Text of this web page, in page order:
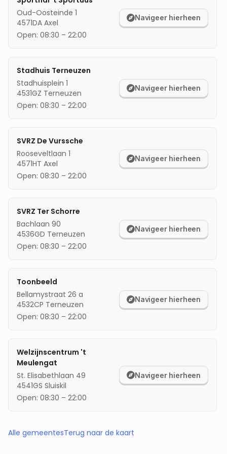
Oud-Oosteinde 1
4571DA Axel
Open: 08:30 – 22:00
Navigeer hierheen
Stadhuis Terneuzen
Stadhuisplein 1
4531GZ Terneuzen
Open: 08:30 – 22:00
Navigeer hierheen
SVRZ De Vurssche
Rooseveltlaan 1
4571HT Axel
Open: 08:30 – 22:00
Navigeer hierheen
SVRZ Ter Schorre
Bachlaan 90
4536GD Terneuzen
Open: 08:30 – 22:00
Navigeer hierheen
Toonbeeld
Bellamystraat 26 a
4532CP Terneuzen
Open: 08:30 – 22:00
Navigeer hierheen
Welzijnscentrum 't
Meulengat
St. Elisabethlaan 49
4541GS Sluiskil
Open: 08:30 – 22:00
Navigeer hierheen
Alle gemeentesTerug naar de kaart
locatie